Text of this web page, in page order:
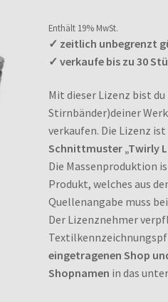
Enthält 19% MwSt.
✓ zeitlich unbegrenzt
✓ verkaufe bis zu 30
Mit dieser Lizenz bist
Stirnbänder)deiner
verkaufen. Die Lizenz
Schnittmuster „Twirly
Die Massenproduktion
Produkt, welches aus
Quellenangabe muss
Der Lizenznehmer
eingetragenen Shop
Shopnamen in das